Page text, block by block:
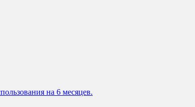
на 6 месяцев.